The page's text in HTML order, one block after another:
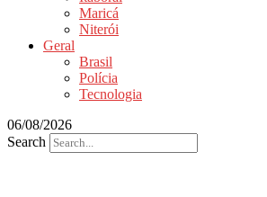
Maricá
Niterói
Geral
Brasil
Polícia
Tecnologia
06/08/2026
Search